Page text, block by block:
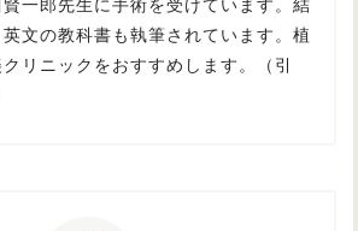
一郎先生に手術を受けています。結
文の教科書も執筆されています。植
リニックをおすすめします。（引